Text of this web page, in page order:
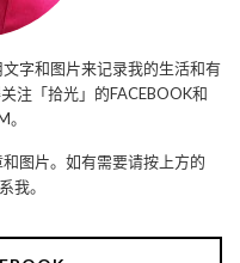
字和图片来记录我的生活和有
注「拾光」的FACEBOOK和
图片。如有需要请按上方的
我。